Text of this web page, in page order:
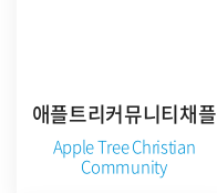
애플트리커뮤니티채플
Apple Tree Christian
Community